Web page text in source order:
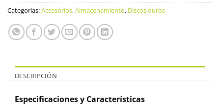
Categorías:Accesorios,Almacenamiento, Discos duros
DESCRIPCIÓN
Especificaciones y Características